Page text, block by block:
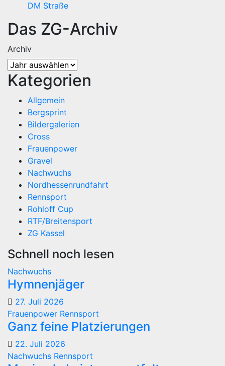
DM Straße
Das ZG-Archiv
Archiv
Kategorien
Allgemein
Bergsprint
Bildergalerien
Cross
Frauenpower
Gravel
Nachwuchs
Nordhessenrundfahrt
Rennsport
Rohloff Cup
RTF/Breitensport
ZG Kassel
Schnell noch lesen
Nachwuchs
Hymnenjäger
27. Juli 2026
Frauenpower Rennsport
Ganz feine Platzierungen
22. Juli 2026
Nachwuchs Rennsport